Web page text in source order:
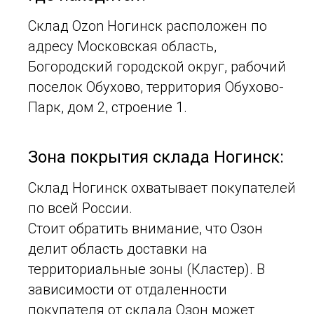
Склад Ozon Ногинск расположен по
адресу Московская область,
Богородский городской округ, рабочий
поселок Обухово, территория Обухово-
Парк, дом 2, строение 1.
Зона покрытия склада Ногинск:
Склад Ногинск охватывает покупателей
по всей России.
Стоит обратить внимание, что Озон
делит область доставки на
территориальные зоны (Кластер). В
зависимости от отдаленности
покупателя от склада Озон может